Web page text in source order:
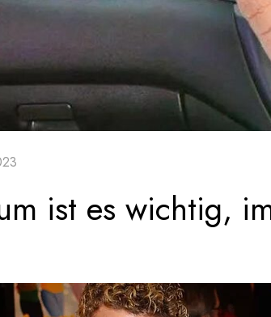
ist es wichtig,